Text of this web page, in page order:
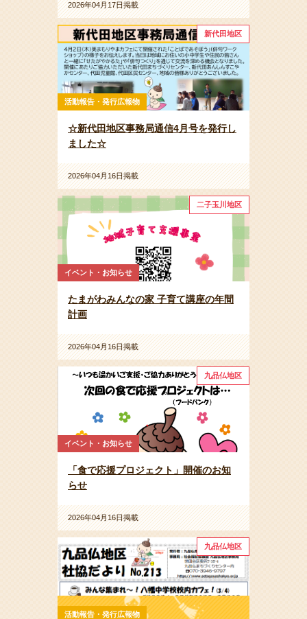
2026年04月17日掲載
新代田地区
活動報告・発行広報物
☆新代田地区事務局通信4月号を発行し
ました☆
2026年04月16日掲載
二子玉川地区
イベント・お知らせ
たまがわみんなの家 子育て講座の年間
計画
2026年04月16日掲載
九品仏地区
イベント・お知らせ
「食で応援プロジェクト」開催のお知
らせ
2026年04月16日掲載
九品仏地区
活動報告・発行広報物